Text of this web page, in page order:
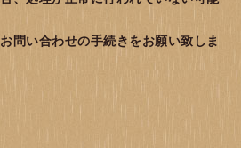
問い合わせの手続きをお願い致しま